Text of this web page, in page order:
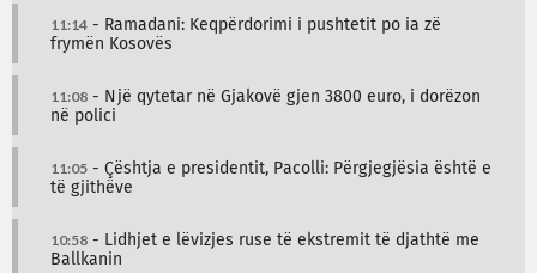
11:14 - Ramadani: Keqpërdorimi i pushtetit po ia zë
frymën Kosovës
11:08 - Një qytetar në Gjakovë gjen 3800 euro, i dorëzon
në polici
11:05 - Çështja e presidentit, Pacolli: Përgjegjësia është e
të gjithëve
10:58 - Lidhjet e lëvizjes ruse të ekstremit të djathtë me
Ballkanin